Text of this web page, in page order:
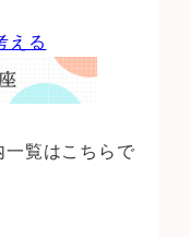
える
覧はこちらで